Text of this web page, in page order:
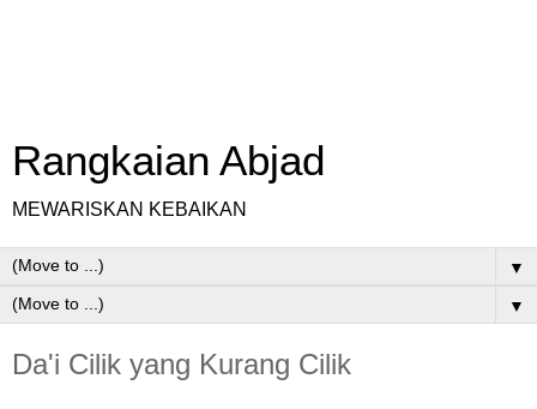
Rangkaian Abjad
MEWARISKAN KEBAIKAN
▼
▼
Da'i Cilik yang Kurang Cilik